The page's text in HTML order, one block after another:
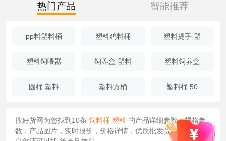
热门产品 智能推荐
pp料塑料桶 塑料鸡料桶 塑料提手 塑
塑料饲喂器 饲养盒 塑料 塑料饲养盒
圆桶 塑料 塑料方桶 塑料桶 50
搜好货网为您找到10条 饲料桶 塑料的产品详细参数，规格参
数，产品图片，实时报价，价格详情，优质批发货源/供应等信